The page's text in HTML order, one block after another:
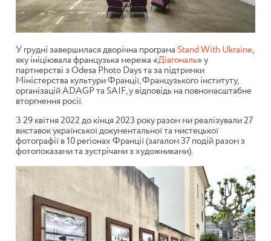
У грудні завершилася дворічна програма Stand With Ukraine,
яку ініціювала французька мережа «Діагональ» у
партнерстві з Odesa Photo Days та за підтримки
Міністерства культури Франції, Французького інституту,
організацій ADAGP та SAIF, у відповідь на повномасштабне
вторгнення росії.
З 29 квітня 2022 до кінця 2023 року разом ми реалізували 27
виставок української документальної та мистецької
фотографії в 10 регіонах Франції (загалом 37 подій разом з
фотопоказами та зустрічами з художниками).